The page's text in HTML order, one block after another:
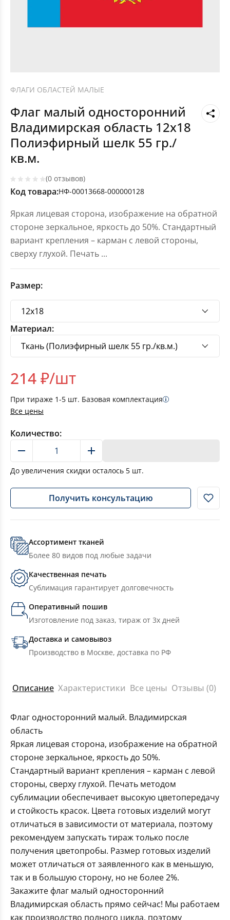
ФЛАГИ ОБЛАСТЕЙ МАЛЫЕ
Флаг малый односторонний
Владимирская область 12х18
Полиэфирный шелк 55 гр./
кв.м.
(0 отзывов)
Код товара:НФ-00013668-000000128
Яркая лицевая сторона, изображение на обратной
стороне зеркальное, яркость до 50%. Стандартный
вариант крепления – карман с левой стороны,
сверху глухой. Печать ...
Размер:
Материал:
214₽/шт
При тираже 1-5 шт. Базовая комплектация
Все цены
Количество:
До увеличения скидки осталось 5 шт.
Получить консультацию
Ассортимент тканей
Более 80 видов под любые задачи
Качественная печать
Сублимация гарантирует долговечность
Оперативный пошив
Изготовление под заказ, тираж от 3х дней
Доставка и самовывоз
Производство в Москве, доставка по РФ
Описание Характеристики Все цены Отзывы (0)
Флаг односторонний малый. Владимирская
область
Яркая лицевая сторона, изображение на обратной
стороне зеркальное, яркость до 50%.
Стандартный вариант крепления – карман с левой
стороны, сверху глухой. Печать методом
сублимации обеспечивает высокую цветопередачу
и стойкость красок. Цвета готовых изделий могут
отличаться в зависимости от материала, поэтому
рекомендуем запускать тираж только после
получения цветопробы. Размер готовых изделий
может отличаться от заявленного как в меньшую,
так и в большую сторону, но не более 2%.
Закажите флаг малый односторонний
Владимирская область прямо сейчас! Мы работаем
как производство полного цикла, поэтому